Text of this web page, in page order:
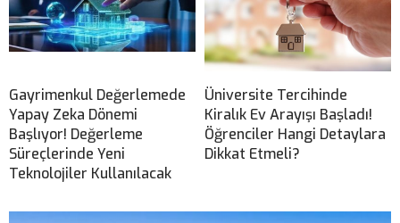
Gayrimenkul Değerlemede
Yapay Zeka Dönemi
Başlıyor! Değerleme
Süreçlerinde Yeni
Teknolojiler Kullanılacak
Üniversite Tercihinde
Kiralık Ev Arayışı Başladı!
Öğrenciler Hangi Detaylara
Dikkat Etmeli?